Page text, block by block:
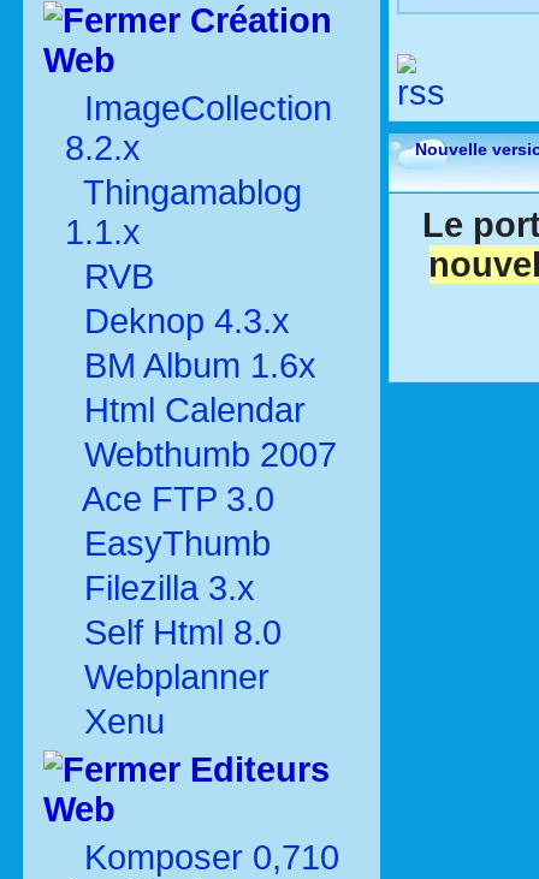
Création
Web
ImageCollection
8.2.x
Thingamablog
1.1.x
RVB
Deknop 4.3.x
BM Album 1.6x
Html Calendar
Webthumb 2007
Ace FTP 3.0
EasyThumb
Filezilla 3.x
Self Html 8.0
Webplanner
Xenu
Editeurs
Web
Komposer 0,710
Nouvelle
Le